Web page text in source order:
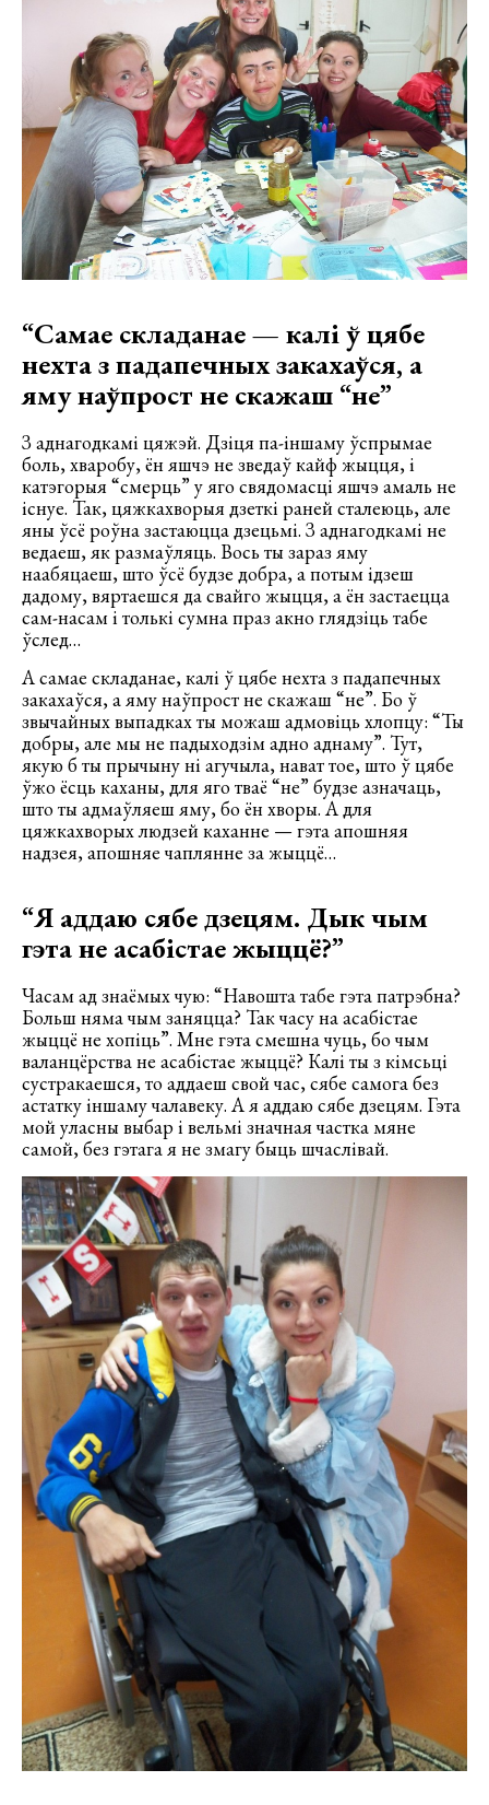
“Самае складанае — калі ў цябе
нехта з падапечных закахаўся, а
яму наўпрост не скажаш “не”
З аднагодкамі цяжэй. Дзіця па-іншаму ўспрымае
боль, хваробу, ён яшчэ не зведаў кайф жыцця, і
катэгорыя “смерць” у яго свядомасці яшчэ амаль не
існуе. Так, цяжкахворыя дзеткі раней сталеюць, але
яны ўсё роўна застаюцца дзецьмі. З аднагодкамі не
ведаеш, як размаўляць. Вось ты зараз яму
наабяцаеш, што ўсё будзе добра, а потым ідзеш
дадому, вяртаешся да свайго жыцця, а ён застаецца
сам-насам і толькі сумна праз акно глядзіць табе
ўслед…
А самае складанае, калі ў цябе нехта з падапечных
закахаўся, а яму наўпрост не скажаш “не”. Бо ў
звычайных выпадках ты можаш адмовіць хлопцу: “Ты
добры, але мы не падыходзім адно аднаму”. Тут,
якую б ты прычыну ні агучыла, нават тое, што ў цябе
ўжо ёсць каханы, для яго тваё “не” будзе азначаць,
што ты адмаўляеш яму, бо ён хворы. А для
цяжкахворых людзей каханне — гэта апошняя
надзея, апошняе чаплянне за жыццё…
“Я аддаю сябе дзецям. Дык чым
гэта не асабістае жыццё?”
Часам ад знаёмых чую: “Навошта табе гэта патрэбна?
Больш няма чым заняцца? Так часу на асабістае
жыццё не хопіць”. Мне гэта смешна чуць, бо чым
валанцёрства не асабістае жыццё? Калі ты з кімсьці
сустракаешся, то аддаеш свой час, сябе самога без
астатку іншаму чалавеку. А я аддаю сябе дзецям. Гэта
мой уласны выбар і вельмі значная частка мяне
самой, без гэтага я не змагу быць шчаслівай.